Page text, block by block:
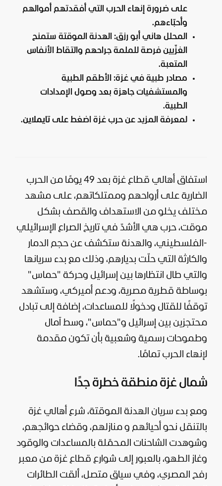
على ضرورة إنهاء الحرب التي أفقدتهم أموالهم
وأحبّاءهم.
المحلل هاني أبو رزق: الهدنة الموقتة ستمنح
الغزّيين فرصة للملمة جراحهم والتقاط الأنفاس
المتعبة.
مصادر طبية في غزة: الأطقم الطبية
والمستشفيات جاهزة بعد وصول الإمدادات
الطبية.
لمعرفة المزيد عن حرب غزة اضغط على تايملاين.
استفاق أهالي قطاع غزة
بعد 49 يومًا من الحرب
الضارية على أرواحهم وممتلكاتهم، على مشهد
مختلف يخلو من الاستهداف والقصف بشكل
موقت، حرب هي الأشدّ في تاريخ الصراع الإسرائيلي
-الفلسطيني، والهدنة ستكشف عن حجم الدمار
والكارثة التي حلّت بديارهم، وذلك مع بدء سريانها
والتي طال انتظارها بين إسرائيل وحركة "حماس"
بوساطة قطرية مصرية، ودعم أميركي، وستشهد
توقفًا للقتال ودخولًا للمساعدات، إضافة إلى تبادل
محتجزين بين إسرائيل و"حماس"، وسط آمال
وطموحات رسمية وشعبية بأن تكون مقدمة
لإنهاء الحرب تمامًا.
شمال غزة منطقة خطرة جدًا
ومع بدء سريان الهدنة الموقتة، شرع أهالي غزة
بالتنقل نحو أحيائهم و منازلهم، وقضاء حوائجهم،
وشوهدت الشاحنات المحمّلة بالمساعدات والوقود
وغاز الطهو، بالعبور إلى شوارع قطاع غزة من معبر
رفح المصري، وفي سياق متصل، ألقت الطائرات